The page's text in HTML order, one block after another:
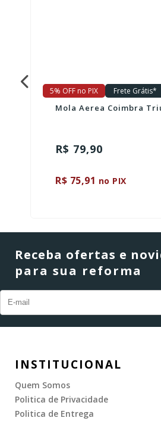
5% OFF no PIX Frete Grátis*
Mola Aerea Coimbra
R$ 79,90
R$ 75,91 no PIX
Receba ofertas e
para sua reforma
INSTITUCIONAL
Quem Somos
Politica de Privacidade
Politica de Entrega